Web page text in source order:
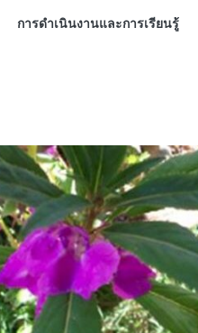
การดำเนินงานและการเรียนรู้